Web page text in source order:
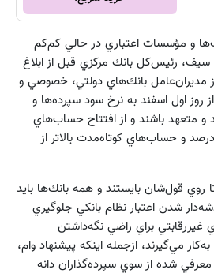
و مؤسسات اعتباري در حالي كم‌كم
رئيس‌كل بانك مركزي قبل از ابلاغ
مديران‌عامل بانك‌هاي دولتي، خصوصي و
اول اسفند به نرخ سود سپرده‌ها و
و متعهد باشند و از افتتاح حساب‌هاي
سپرده يك ساله بالاتر از ۱۸درصد و حساب‌هاي كوتاه‌مدت بالاتر از
تا روي قول‌شان بايستند و همه بانك‌ها بايد
شدن اعتبار نظام بانكي جلوگيري
غيررقابتي براي راضي‌ نگه‌داشتن
مي‌گيرند، ازجمله اينكه پيشنهاد وام‌،
معرفي شده از سوي سپرده‌گذاران دانه